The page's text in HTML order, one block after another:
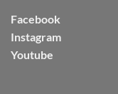
Facebook
Instagram
Youtube